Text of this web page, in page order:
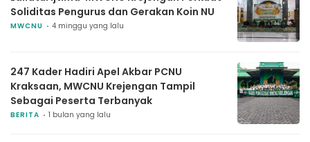
Soliditas Pengurus dan Gerakan Koin NU
MWCNU 4 minggu yang lalu
247 Kader Hadiri Apel Akbar PCNU
Kraksaan, MWCNU Krejengan Tampil
Sebagai Peserta Terbanyak
BERITA 1 bulan yang lalu